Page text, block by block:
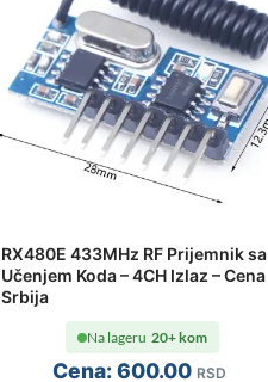
RX480E 433MHz RF Prijemnik sa
Učenjem Koda – 4CH Izlaz – Cena
Srbija
Cena:600.00 RSD
Na lageru 20+ kom